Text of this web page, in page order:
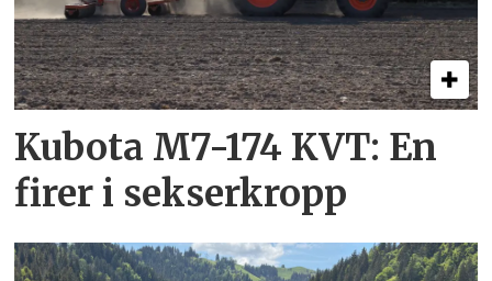
Kubota M7-174 KVT: En
firer i sekserkropp